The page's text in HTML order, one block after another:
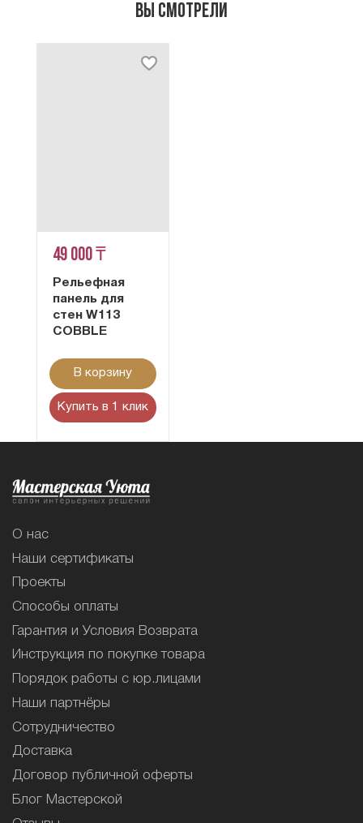
Вы смотрели
49 000 ₸
Рельефная
панель для
стен W113
COBBLE
В корзину
Купить в 1 клик
О нас
Наши сертификаты
Проекты
Способы оплаты
Гарантия и Условия Возврата
Инструкция по покупке товара
Порядок работы с юр.лицами
Наши партнёры
Сотрудничество
Доставка
Договор публичной оферты
Блог Мастерской